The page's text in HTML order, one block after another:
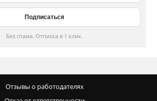
Без спама. Отписка в 1 клик.
Отзывы о работодателях